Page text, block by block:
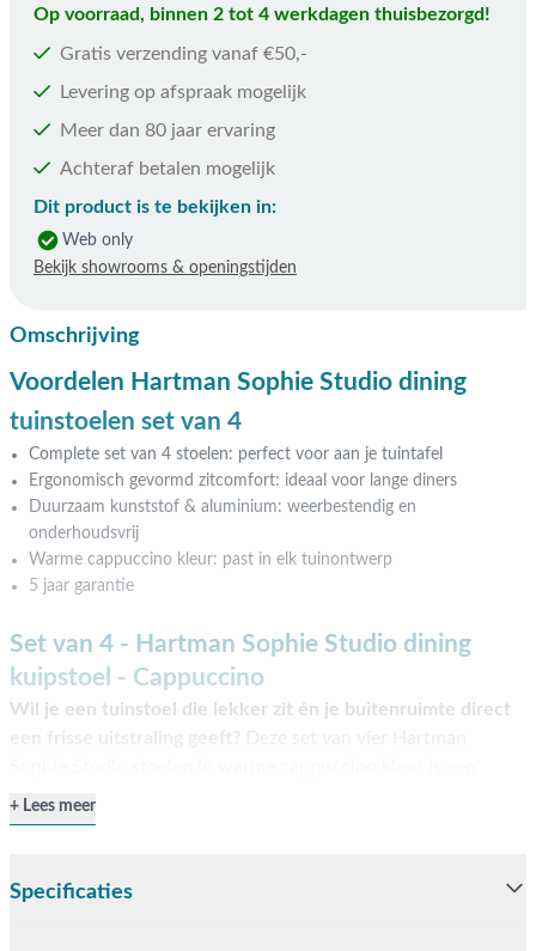
Op voorraad, binnen 2 tot 4 werkdagen thuisbezorgd!
Gratis verzending vanaf €50,-
Levering op afspraak mogelijk
Meer dan 80 jaar ervaring
Achteraf betalen mogelijk
Dit product is te bekijken in:
Web only
Bekijk showrooms & openingstijden
Omschrijving
Voordelen Hartman Sophie Studio dining
tuinstoelen set van 4
Complete set van 4 stoelen: perfect voor aan je tuintafel
Ergonomisch gevormd zitcomfort: ideaal voor lange diners
Duurzaam kunststof & aluminium: weerbestendig en
onderhoudsvrij
Warme cappuccino kleur: past in elk tuinontwerp
5 jaar garantie
Set van 4 - Hartman Sophie Studio dining
kuipstoel - Cappuccino
Wil je een tuinstoel die lekker zit én je buitenruimte direct
stijlvolle keuze die comfort en gebruiksgemak perfect
combineert. Met z’n moderne kuipvorm en warme kleur past
uitgebreid wilt tafelen of gewoon even wilt ontspannen met
Lees meer
Specificaties